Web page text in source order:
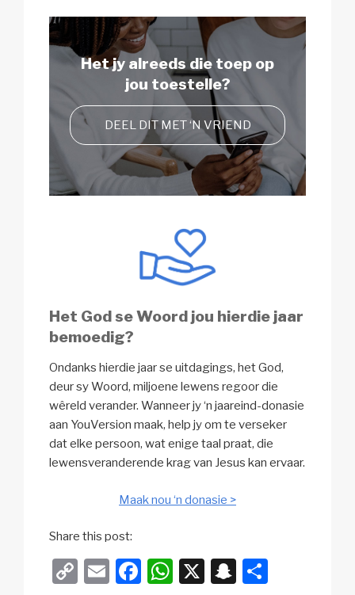
Het jy alreeds die toep op
jou toestelle?
DEEL DIT MET ‘N VRIEND
Het God se Woord jou hierdie jaar
bemoedig?
Ondanks hierdie jaar se uitdagings, het God,
deur sy Woord, miljoene lewens regoor die
wêreld verander. Wanneer jy ‘n jaareind-donasie
aan YouVersion maak, help jy om te verseker
dat elke persoon, wat enige taal praat, die
lewensveranderende krag van Jesus kan ervaar.
Maak nou ‘n donasie >
Share this post:
C
E
F
W X
S